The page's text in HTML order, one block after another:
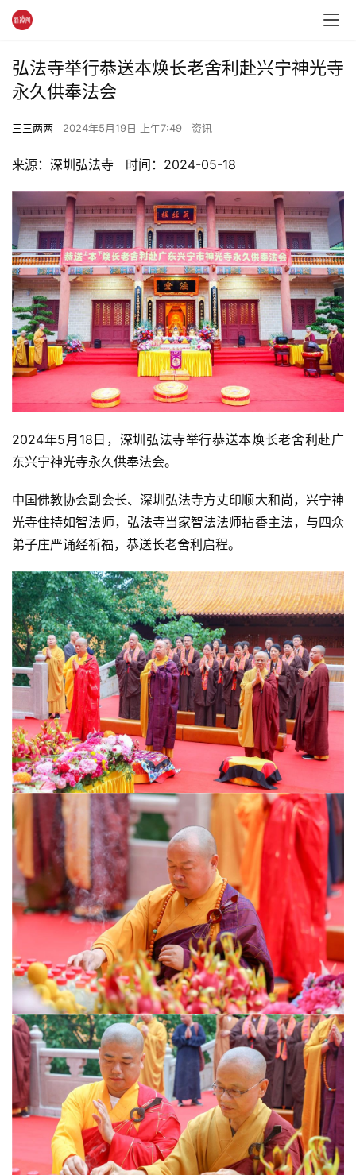
弘法寺举行恭送本焕长老舍利赴兴宁神光寺
永久供奉法会
三三两两 2024年5月19日 上午7:49 资讯
来源：深圳弘法寺   时间：2024-05-18
2024年5月18日，深圳弘法寺举行恭送本焕长老舍利赴广
东兴宁神光寺永久供奉法会。
中国佛教协会副会长、深圳弘法寺方丈印顺大和尚，兴宁神
光寺住持如智法师，弘法寺当家智法法师拈香主法，与四众
弟子庄严诵经祈福，恭送长老舍利启程。